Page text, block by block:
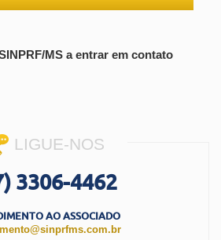
MS a entrar em contato
LIGUE-NOS
3306-4462
AO ASSOCIADO